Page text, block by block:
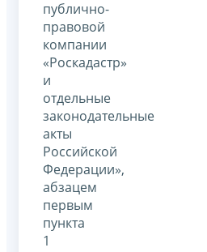
публично-
правовой
компании
«Роскадастр»
и
отдельные
законодательные
акты
Российской
Федерации»,
абзацем
первым
пункта
1